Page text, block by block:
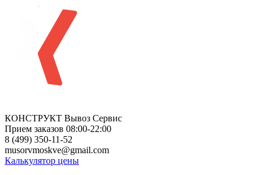
КОНСТРУКТ Вывоз Сервис
Прием заказов 08:00-22:00
8 (499) 350-11-52
musorvmoskve@gmail.com
Калькулятор цены